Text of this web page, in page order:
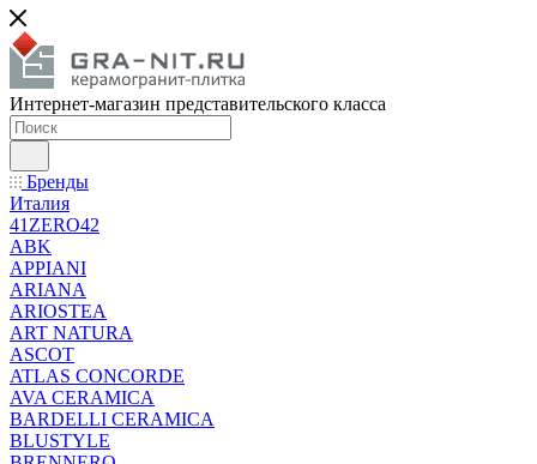
Интернет-магазин представительского класса
Бренды
Италия
41ZERO42
ABK
APPIANI
ARIANA
ARIOSTEA
ART NATURA
ASCOT
ATLAS CONCORDE
AVA CERAMICA
BARDELLI CERAMICA
BLUSTYLE